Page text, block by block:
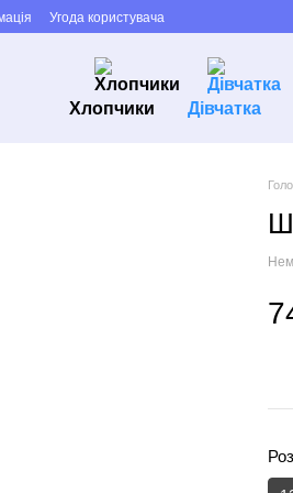
Угода користувача
Хлопчики Дівчатка